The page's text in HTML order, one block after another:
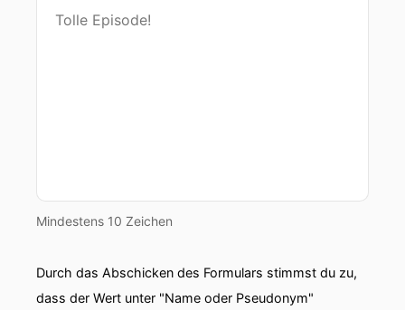
Mindestens 10 Zeichen
Durch das Abschicken des Formulars stimmst du zu,
dass der Wert unter "Name oder Pseudonym"